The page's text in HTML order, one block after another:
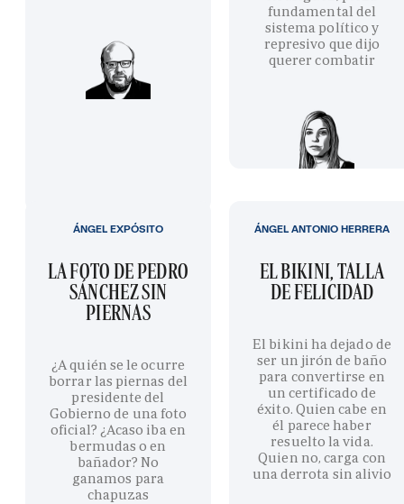
fundamental del
sistema político y
represivo que dijo
querer combatir
LA FOTO DE PEDRO
SÁNCHEZ SIN
PIERNAS
¿A quién se le ocurre
borrar las piernas del
presidente del
Gobierno de una foto
oficial? ¿Acaso iba en
bermudas o en
bañador? No
ganamos para
chapuzas
ÁNGEL EXPÓSITO
EL BIKINI, TALLA
DE FELICIDAD
El bikini ha dejado de
ser un jirón de baño
para convertirse en
un certificado de
éxito. Quien cabe en
él parece haber
resuelto la vida.
Quien no, carga con
una derrota sin alivio
ÁNGEL ANTONIO HERRERA